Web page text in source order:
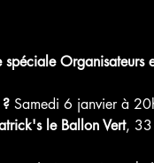
spéciale Organisateurs
Samedi 6 janvier à
le Ballon Vert, 33